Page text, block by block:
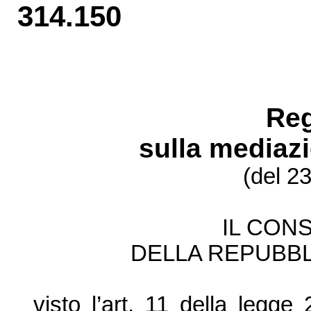
314.150
sulla
(del
IL
DELLA
visto l’art. 11 della legge